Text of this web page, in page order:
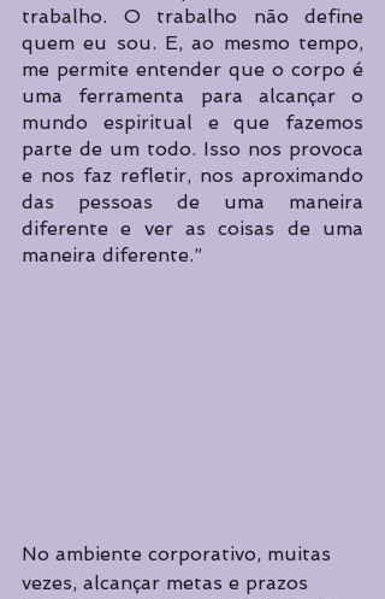
trabalho. O trabalho não define
quem eu sou. E, ao mesmo tempo,
me permite entender que o corpo é
uma ferramenta para alcançar o
mundo espiritual e que fazemos
parte de um todo. Isso nos provoca
e nos faz refletir, nos aproximando
das pessoas de uma maneira
diferente e ver as coisas de uma
maneira diferente.”
No ambiente corporativo, muitas
vezes, alcançar metas e prazos